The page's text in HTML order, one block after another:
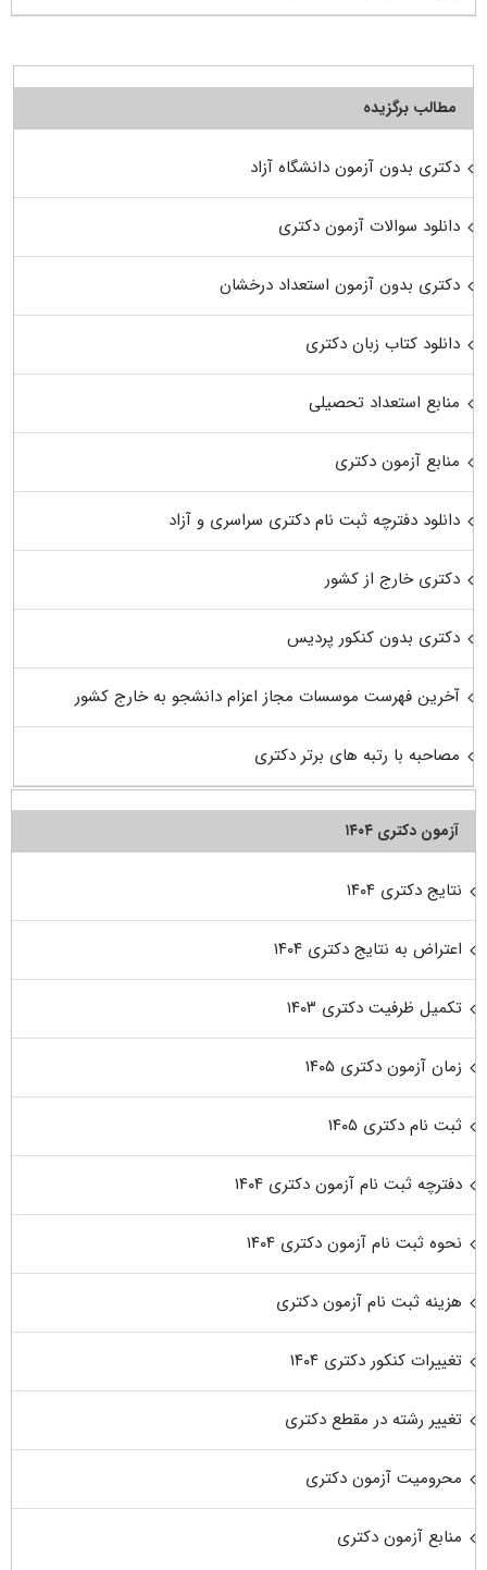
مطالب برگزیده
دکتری بدون آزمون دانشگاه آزاد
دانلود سوالات آزمون دکتری
دکتری بدون آزمون استعداد درخشان
دانلود کتاب زبان دکتری
منابع استعداد تحصیلی
منابع آزمون دکتری
دانلود دفترچه ثبت نام دکتری سراسری و آزاد
دکتری خارج از کشور
دکتری بدون کنکور پردیس
آخرین فهرست موسسات مجاز اعزام دانشجو به خارج کشور
مصاحبه با رتبه های برتر دکتری
آزمون دکتری ۱۴۰۴
نتایج دکتری ۱۴۰۴
اعتراض به نتایج دکتری ۱۴۰۴
تکمیل ظرفیت دکتری ۱۴۰۳
زمان آزمون دکتری ۱۴۰۵
ثبت نام دکتری ۱۴۰۵
دفترچه ثبت نام آزمون دکتری ۱۴۰۴
نحوه ثبت نام آزمون دکتری ۱۴۰۴
هزینه ثبت نام آزمون دکتری
تغییرات کنکور دکتری ۱۴۰۴
تغییر رشته در مقطع دکتری
محرومیت آزمون دکتری
منابع آزمون دکتری